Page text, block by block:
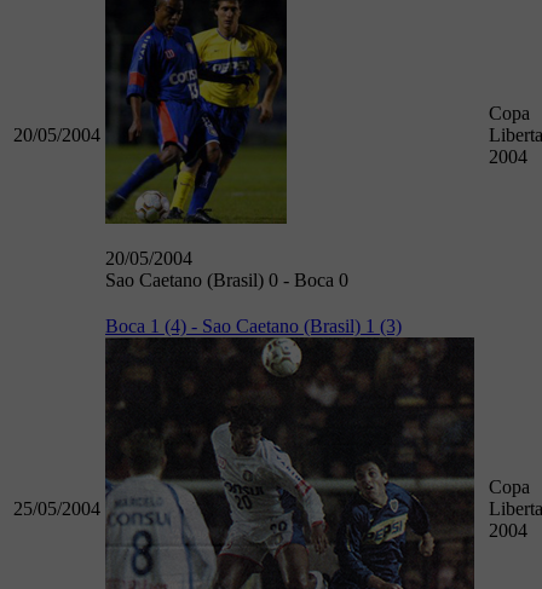
20/05/2004
20/05/2004
Sao Caetano (Brasil) 0 - Boca 0
Copa
2004
25/05/2004
Boca 1 (4) - Sao Caetano (Brasil) 1 (3)
Copa
2004